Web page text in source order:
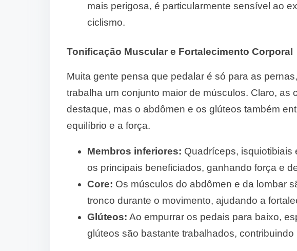
mais perigosa, é particularmente sensível ao
ciclismo.
Tonificação Muscular e Fortalecimento Corporal
Muita gente pensa que pedalar é só para as
trabalha um conjunto maior de músculos. Claro, as
destaque, mas o abdômen e os glúteos também
equilíbrio e a força.
Membros inferiores: Quadríceps, isquiotibiais
os principais beneficiados, ganhando força e
Core: Os músculos do abdômen e da lombar
tronco durante o movimento, ajudando a
Glúteos: Ao empurrar os pedais para baixo,
glúteos são bastante trabalhados,